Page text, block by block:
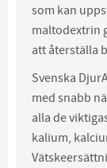
som kan
maltodextrin
att återställa
Svenska
med snabb
alla de
kalium,